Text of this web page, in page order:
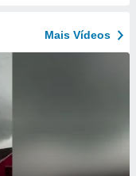
Mais Vídeos